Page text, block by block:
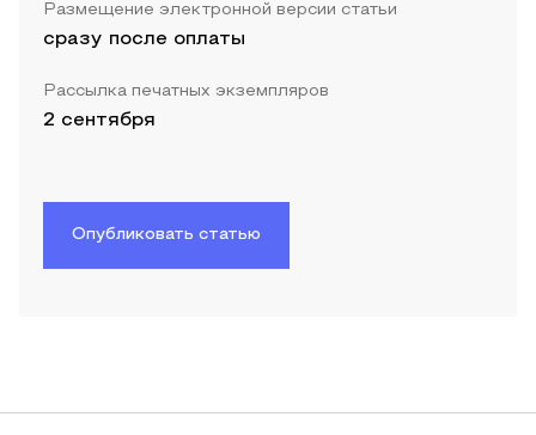
Размещение электронной версии статьи
сразу после оплаты
Рассылка печатных экземпляров
2 сентября
Опубликовать статью